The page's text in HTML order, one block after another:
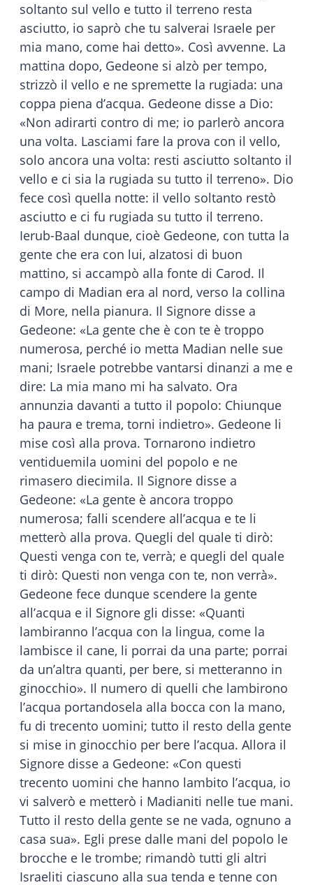
soltanto sul vello e tutto il terreno resta
asciutto, io saprò che tu salverai Israele per
mia mano, come hai detto». Così avvenne. La
mattina dopo, Gedeone si alzò per tempo,
strizzò il vello e ne spremette la rugiada: una
coppa piena d’acqua. Gedeone disse a Dio:
«Non adirarti contro di me; io parlerò ancora
una volta. Lasciami fare la prova con il vello,
solo ancora una volta: resti asciutto soltanto il
vello e ci sia la rugiada su tutto il terreno». Dio
fece così quella notte: il vello soltanto restò
asciutto e ci fu rugiada su tutto il terreno.
Ierub-Baal dunque, cioè Gedeone, con tutta la
gente che era con lui, alzatosi di buon
mattino, si accampò alla fonte di Carod. Il
campo di Madian era al nord, verso la collina
di More, nella pianura. Il Signore disse a
Gedeone: «La gente che è con te è troppo
numerosa, perché io metta Madian nelle sue
mani; Israele potrebbe vantarsi dinanzi a me e
dire: La mia mano mi ha salvato. Ora
annunzia davanti a tutto il popolo: Chiunque
ha paura e trema, torni indietro». Gedeone li
mise così alla prova. Tornarono indietro
ventiduemila uomini del popolo e ne
rimasero diecimila. Il Signore disse a
Gedeone: «La gente è ancora troppo
numerosa; falli scendere all’acqua e te li
metterò alla prova. Quegli del quale ti dirò:
Questi venga con te, verrà; e quegli del quale
ti dirò: Questi non venga con te, non verrà».
Gedeone fece dunque scendere la gente
all’acqua e il Signore gli disse: «Quanti
lambiranno l’acqua con la lingua, come la
lambisce il cane, li porrai da una parte; porrai
da un’altra quanti, per bere, si metteranno in
ginocchio». Il numero di quelli che lambirono
l’acqua portandosela alla bocca con la mano,
fu di trecento uomini; tutto il resto della gente
si mise in ginocchio per bere l’acqua. Allora il
Signore disse a Gedeone: «Con questi
trecento uomini che hanno lambito l’acqua, io
vi salverò e metterò i Madianiti nelle tue mani.
Tutto il resto della gente se ne vada, ognuno a
casa sua». Egli prese dalle mani del popolo le
brocche e le trombe; rimandò tutti gli altri
Israeliti ciascuno alla sua tenda e tenne con